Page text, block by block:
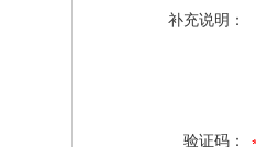
补充说明：
验证码：